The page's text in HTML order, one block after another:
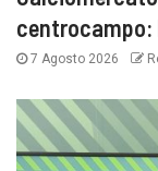
centrocampo:
7 Agosto 2026